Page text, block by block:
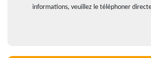
informations, veuillez le téléphoner